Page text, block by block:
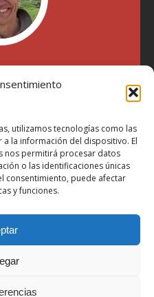
utilizamos tecnologías como las
la información del dispositivo. El
nos permitirá procesar datos
o las identificaciones únicas
consentimiento, puede afectar
y funciones.
en 1969 y desde el
en distintos medios.
escribir sobre lo que me